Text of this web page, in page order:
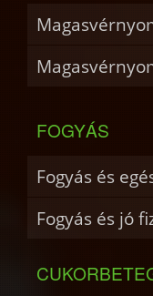
FOGYÁS
Fogyás és
Fogyás és jó